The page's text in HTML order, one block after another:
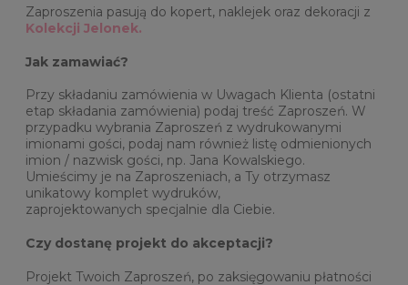
Zaproszenia pasują do kopert, naklejek oraz dekoracji z
Kolekcji Jelonek.
Jak zamawiać?
Przy składaniu zamówienia w Uwagach Klienta (ostatni
etap składania zamówienia) podaj treść Zaproszeń. W
przypadku wybrania Zaproszeń z wydrukowanymi
imionami gości, podaj nam również listę odmienionych
imion / nazwisk gości, np. Jana Kowalskiego.
Umieścimy je na Zaproszeniach, a Ty otrzymasz
unikatowy komplet wydruków,
zaprojektowanych specjalnie dla Ciebie.
Czy dostanę projekt do akceptacji?
Projekt Twoich Zaproszeń, po zaksięgowaniu płatności